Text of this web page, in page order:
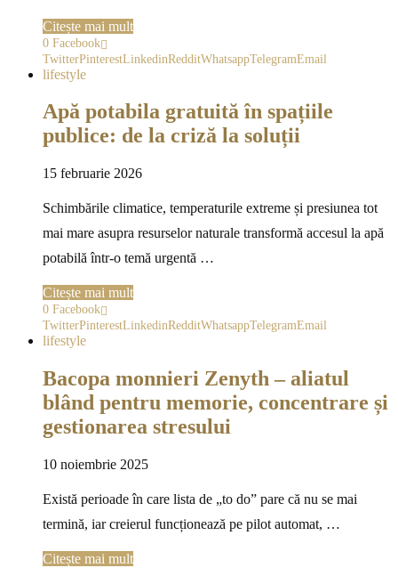
Citește mai mult
0 Facebook
TwitterPinterestLinkedinRedditWhatsappTelegramEmail
lifestyle
Apă potabila gratuită în spațiile
publice: de la criză la soluții
15 februarie 2026
Schimbările climatice, temperaturile extreme și presiunea tot
mai mare asupra resurselor naturale transformă accesul la apă
potabilă într-o temă urgentă …
Citește mai mult
0 Facebook
TwitterPinterestLinkedinRedditWhatsappTelegramEmail
lifestyle
Bacopa monnieri Zenyth – aliatul
blând pentru memorie, concentrare și
gestionarea stresului
10 noiembrie 2025
Există perioade în care lista de „to do” pare că nu se mai
termină, iar creierul funcționează pe pilot automat, …
Citește mai mult